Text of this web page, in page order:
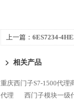
上一篇： 6ES7234-
相关产品
重庆西门子S7-1500代理
代理
西门子模块一级